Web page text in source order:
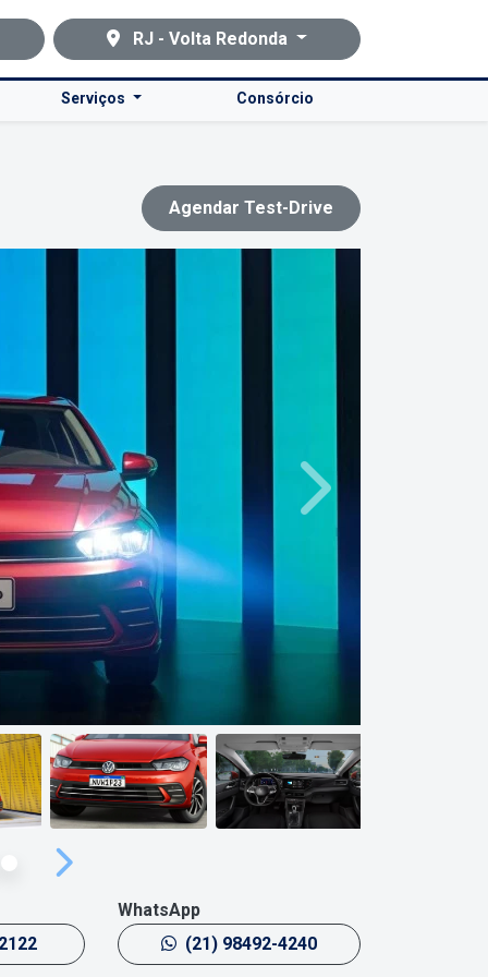
RJ - Volta Redonda
Serviços Consórcio
Agendar Test-Drive
Próximo
Próximo
WhatsApp
(21) 98492-4240